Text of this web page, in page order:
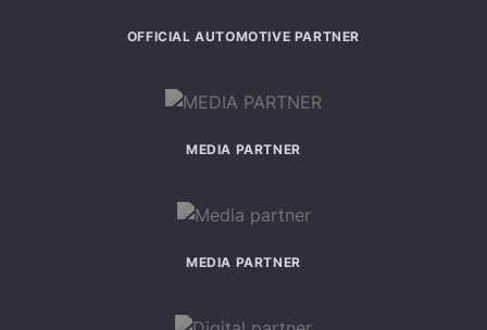
OFFICIAL AUTOMOTIVE PARTNER
MEDIA PARTNER
MEDIA PARTNER